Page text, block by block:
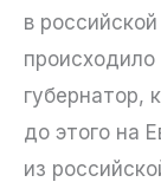
в
губернатор,
до этого на
из